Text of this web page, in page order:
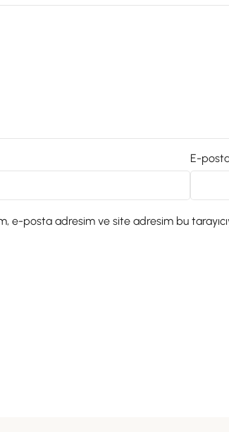
E-
e-posta adresim ve site adresim bu